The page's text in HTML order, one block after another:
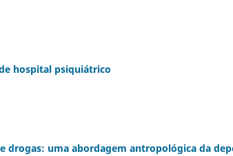
hospital psiquiátrico
uma abordagem antropológica da